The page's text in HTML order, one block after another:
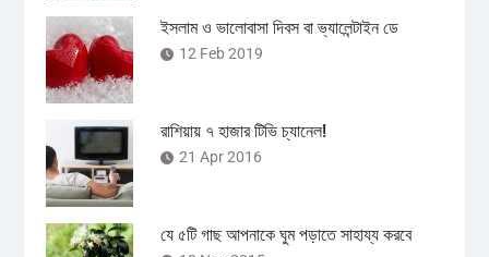
ইসলাম ও ভালোবাসা দিবস বা ভ্যালেন্টাইন ডে
12 Feb 2019
রাশিয়ায় ৭ হাজার টিভি চ্যানেল!
21 Apr 2016
যে ৫টি গাছ আপনাকে ঘুম পড়াতে সাহায্য করবে